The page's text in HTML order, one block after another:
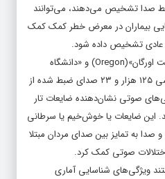
صدا تشخیص می‌دهند، می‌توانند
بیماران در معرض خطر کمک کمک
عادی تشخیص داده شود.
دانشمندان «دانشگاه علوم و سلامت اورگان»(Oregon) و «دانشگاه
ایالتی پورتلند»(Portland) با بررسی ۱۲۵ هزار و ۲۳ صدای ضبط شده از
صوتی نشان‌دهنده ضایعات تار
این ضایعات یا خوش‌خیم یا سرطانی
صدا به تمایز بین صدای مردان مبتلا
صوتی کمک کرد.
ویژگی‌های شناسایی آماری